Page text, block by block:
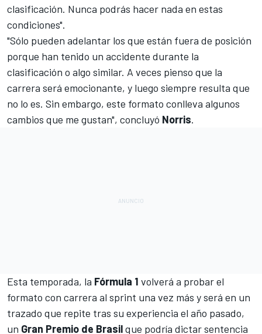
clasificación. Nunca podrás hacer nada en estas
condiciones".
"Sólo pueden adelantar los que están fuera de posición
porque han tenido un accidente durante la
clasificación o algo similar. A veces pienso que la
carrera será emocionante, y luego siempre resulta que
no lo es. Sin embargo, este formato conlleva algunos
cambios que me gustan", concluyó Norris.
Esta temporada, la Fórmula 1 volverá a probar el
formato con carrera al sprint una vez más y será en un
trazado que repite tras su experiencia el año pasado,
un Gran Premio de Brasilque podría dictar sentencia